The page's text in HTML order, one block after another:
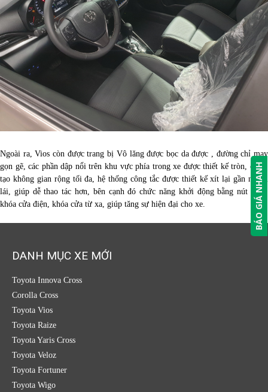
Ngoài ra, Vios còn được trang bị Vô lăng được bọc da được , đường chỉ may
gọn gẽ, các phần dập nổi trên khu vực phía trong xe được thiết kế tròn, cạnh,
tạo không gian rộng tối đa, hệ thống công tắc được thiết kế xít lại gần người
lái, giúp dễ thao tác hơn, bên cạnh đó chức năng khởi động bằng nút bấm,
khóa cửa điện, khóa cửa từ xa, giúp tăng sự hiện đại cho xe.
DANH MỤC XE MỚI
Toyota Innova Cross
Corolla Cross
Toyota Vios
Toyota Raize
Toyota Yaris Cross
Toyota Veloz
Toyota Fortuner
Toyota Wigo
BÁO GIÁ NHANH